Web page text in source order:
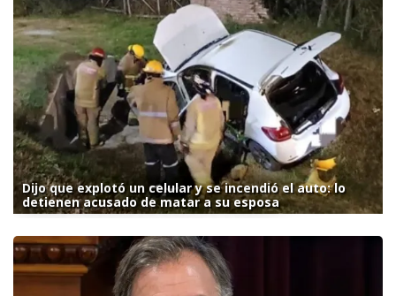
Dijo que explotó un celular y se incendió el auto: lo
detienen acusado de matar a su esposa